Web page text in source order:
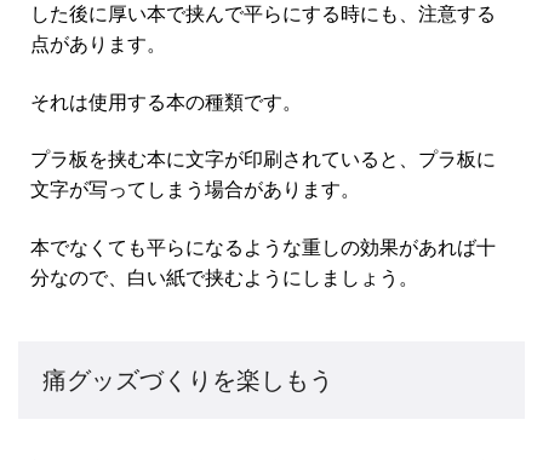
した後に厚い本で挟んで平らにする時にも、注意する
点があります。
それは使用する本の種類です。
プラ板を挟む本に文字が印刷されていると、プラ板に
文字が写ってしまう場合があります。
本でなくても平らになるような重しの効果があれば十
分なので、白い紙で挟むようにしましょう。
痛グッズづくりを楽しもう